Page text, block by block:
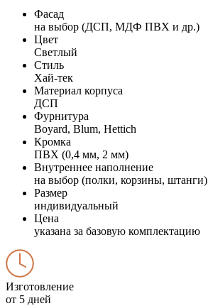
Фасад
на выбор (ДСП, МДФ ПВХ и др.)
Цвет
Светлый
Стиль
Хай-тек
Материал корпуса
ДСП
Фурнитура
Boyard, Blum, Hettich
Кромка
ПВХ (0,4 мм, 2 мм)
Внутреннее наполнение
на выбор (полки, корзины, штанги)
Размер
индивидуальный
Цена
указана за базовую комплектацию
Изготовление
от 5 дней